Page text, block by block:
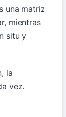
una matriz
mientras
situ y
la
vez.